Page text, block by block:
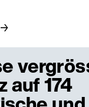
auf 174